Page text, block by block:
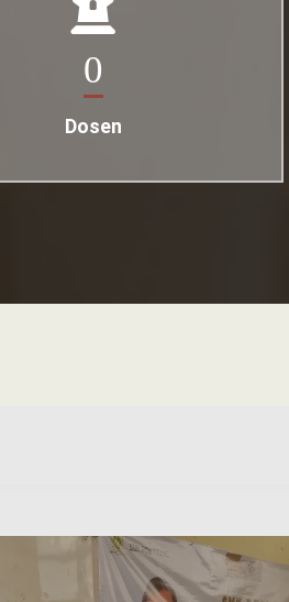
0
Dosen